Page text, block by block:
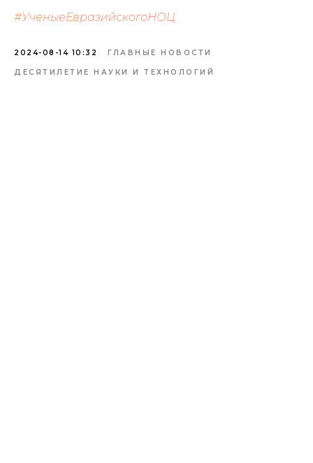
#УченыеЕвразийскогоНОЦ
2024-08-14 10:32 ГЛАВНЫЕ НОВОСТИ
ДЕСЯТИЛЕТИЕ НАУКИ И ТЕХНОЛОГИЙ